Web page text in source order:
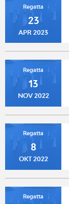
Regatta
23
APR 2023
Regatta
13
NOV 2022
Regatta
8
OKT 2022
Regatta